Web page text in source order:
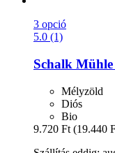
3 opció
5.0 (1)
Schalk Mühle
Mélyzöld
Diós
Bio
9.720 Ft (19.440